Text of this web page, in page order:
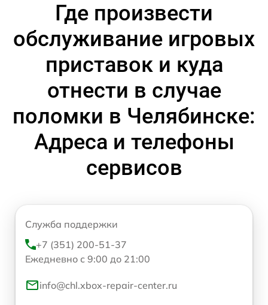
Где произвести
обслуживание игровых
приставок и куда
отнести в случае
поломки в Челябинске:
Адреса и телефоны
сервисов
Служба поддержки
+7 (351) 200-51-37
Ежедневно с 9:00 до 21:00
info@chl.xbox-repair-center.ru